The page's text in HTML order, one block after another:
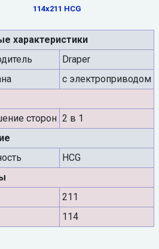
114x211 HCG
характеристики
Draper
с электроприводом
сторон 2 в 1
HCG
211
114